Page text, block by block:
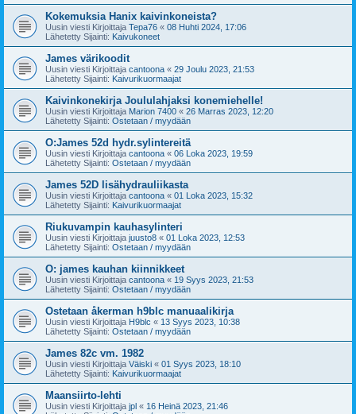
Kokemuksia Hanix kaivinkoneista?
Uusin viesti Kirjoittaja Tepa76 « 08 Huhti 2024, 17:06
Lähetetty Sijainti: Kaivukoneet
James värikoodit
Uusin viesti Kirjoittaja cantoona « 29 Joulu 2023, 21:53
Lähetetty Sijainti: Kaivurikuormaajat
Kaivinkonekirja Joululahjaksi konemiehelle!
Uusin viesti Kirjoittaja Marion 7400 « 26 Marras 2023, 12:20
Lähetetty Sijainti: Ostetaan / myydään
O:James 52d hydr.sylintereitä
Uusin viesti Kirjoittaja cantoona « 06 Loka 2023, 19:59
Lähetetty Sijainti: Ostetaan / myydään
James 52D lisähydrauliikasta
Uusin viesti Kirjoittaja cantoona « 01 Loka 2023, 15:32
Lähetetty Sijainti: Kaivurikuormaajat
Riukuvampin kauhasylinteri
Uusin viesti Kirjoittaja juusto8 « 01 Loka 2023, 12:53
Lähetetty Sijainti: Ostetaan / myydään
O: james kauhan kiinnikkeet
Uusin viesti Kirjoittaja cantoona « 19 Syys 2023, 21:53
Lähetetty Sijainti: Ostetaan / myydään
Ostetaan åkerman h9blc manuaalikirja
Uusin viesti Kirjoittaja H9blc « 13 Syys 2023, 10:38
Lähetetty Sijainti: Ostetaan / myydään
James 82c vm. 1982
Uusin viesti Kirjoittaja Väiski « 01 Syys 2023, 18:10
Lähetetty Sijainti: Kaivurikuormaajat
Maansiirto-lehti
Uusin viesti Kirjoittaja jpl « 16 Heinä 2023, 21:46